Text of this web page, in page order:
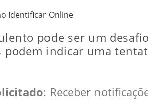
Identificar Online
pode ser um
indicar uma
: Receber